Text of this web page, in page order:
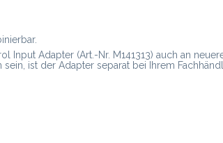
Input Adapter (Art.-Nr. M141313) auch an
ist der Adapter separat bei Ihrem